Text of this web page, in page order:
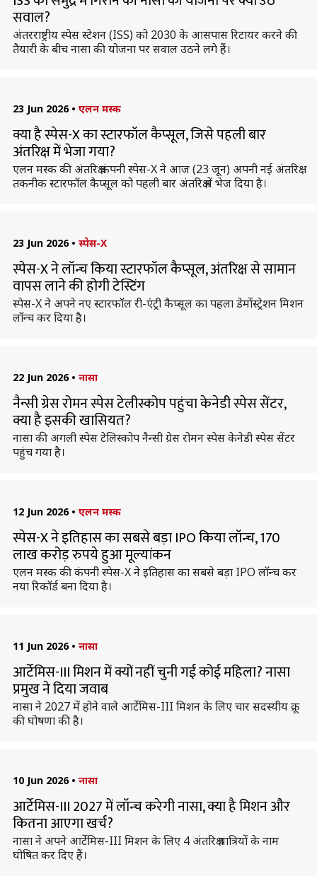
सवाल?
अंतरराष्ट्रीय स्पेस स्टेशन (ISS) को 2030 के आसपास रिटायर करने की
तैयारी के बीच नासा की योजना पर सवाल उठने लगे हैं।
23 Jun 2026 • एलन मस्क
क्या है स्पेस-X का स्टारफॉल कैप्सूल, जिसे पहली बार
अंतरिक्ष में भेजा गया?
एलन मस्क की अंतरिक्ष कंपनी स्पेस-X ने आज (23 जून) अपनी नई अंतरिक्ष
तकनीक स्टारफॉल कैप्सूल को पहली बार अंतरिक्ष में भेज दिया है।
23 Jun 2026 • स्पेस-X
स्पेस-X ने लॉन्च किया स्टारफॉल कैप्सूल, अंतरिक्ष से सामान
वापस लाने की होगी टेस्टिंग
स्पेस-X ने अपने नए स्टारफॉल री-एंट्री कैप्सूल का पहला डेमोंस्ट्रेशन मिशन
लॉन्च कर दिया है।
22 Jun 2026 • नासा
नैन्सी ग्रेस रोमन स्पेस टेलीस्कोप पहुंचा केनेडी स्पेस सेंटर,
क्या है इसकी खासियत?
नासा की अगली स्पेस टेलिस्कोप नैन्सी ग्रेस रोमन स्पेस केनेडी स्पेस सेंटर
पहुंच गया है।
12 Jun 2026 • एलन मस्क
स्पेस-X ने इतिहास का सबसे बड़ा IPO किया लॉन्च, 170
लाख करोड़ रुपये हुआ मूल्यांकन
एलन मस्क की कंपनी स्पेस-X ने इतिहास का सबसे बड़ा IPO लॉन्च कर
नया रिकॉर्ड बना दिया है।
11 Jun 2026 • नासा
आर्टेमिस-III मिशन में क्यों नहीं चुनी गई कोई महिला? नासा
प्रमुख ने दिया जवाब
नासा ने 2027 में होने वाले आर्टेमिस-III मिशन के लिए चार सदस्यीय क्रू
की घोषणा की है।
10 Jun 2026 • नासा
आर्टेमिस-III 2027 में लॉन्च करेगी नासा, क्या है मिशन और
कितना आएगा खर्च?
नासा ने अपने आर्टेमिस-III मिशन के लिए 4 अंतरिक्ष यात्रियों के नाम
घोषित कर दिए हैं।